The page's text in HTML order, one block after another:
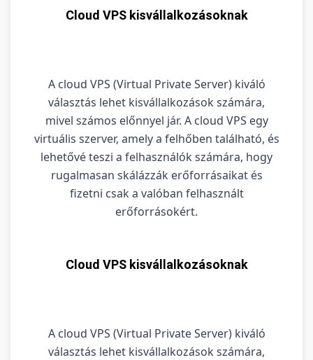
Cloud VPS kisvállalkozásoknak
A cloud VPS (Virtual Private Server) kiváló
választás lehet kisvállalkozások számára,
mivel számos előnnyel jár. A cloud VPS egy
virtuális szerver, amely a felhőben található, és
lehetővé teszi a felhasználók számára, hogy
rugalmasan skálázzák erőforrásaikat és
fizetni csak a valóban felhasznált
erőforrásokért.
Cloud VPS kisvállalkozásoknak
A cloud VPS (Virtual Private Server) kiváló
választás lehet kisvállalkozások számára,